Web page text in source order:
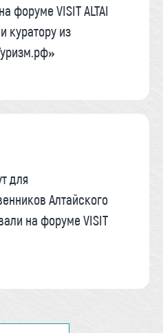
форуме VISIT ALTAI
куратору из
для
Алтайского
на форуме VISIT